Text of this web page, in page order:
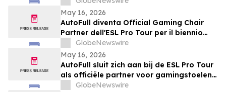
May 16, 2026
AutoFull diventa Official Gaming Chair
Partner dell'ESL Pro Tour per il biennio
2026-2027
GlobeNewswire
May 16, 2026
AutoFull sluit zich aan bij de ESL Pro Tour
als officiële partner voor gamingstoelen
in 2026–2027
GlobeNewswire